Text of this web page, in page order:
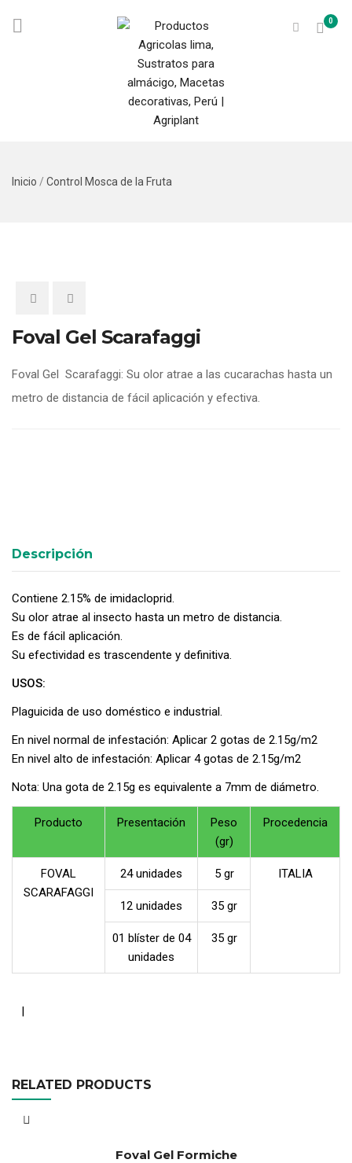
0
Inicio / Control Mosca de la Fruta
Foval Gel Scarafaggi
Foval Gel Scarafaggi: Su olor atrae a las cucarachas hasta un
metro de distancia de fácil aplicación y efectiva.
Descripción
Contiene 2.15% de imidacloprid.
Su olor atrae al insecto hasta un metro de distancia.
Es de fácil aplicación.
Su efectividad es trascendente y definitiva.
USOS:
Plaguicida de uso doméstico e industrial.
En nivel normal de infestación: Aplicar 2 gotas de 2.15g/m2
En nivel alto de infestación: Aplicar 4 gotas de 2.15g/m2
Nota: Una gota de 2.15g es equivalente a 7mm de diámetro.
Producto Presentación
Peso
(gr)
Procedencia
FOVAL
SCARAFAGGI
24 unidades 5 gr ITALIA
12 unidades 35 gr
01 blíster de 04
unidades
35 gr
|
RELATED PRODUCTS
Foval Gel Formiche